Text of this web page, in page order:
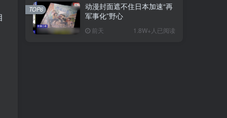
动漫封面遮不住日本加速“再
军事化”野心
前天 1.8W+人已阅读
TOP6